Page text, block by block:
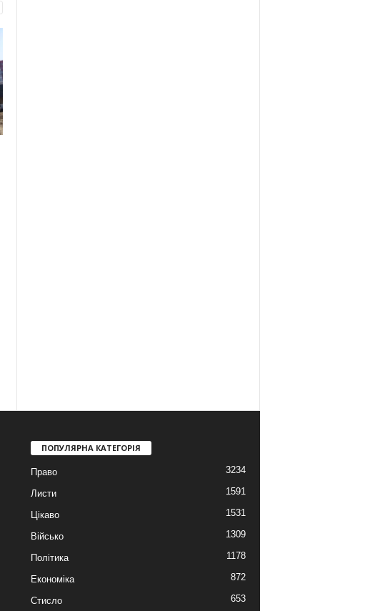
ПОПУЛЯРНА КАТЕГОРІЯ
Право 3234
Листи 1591
Цікаво 1531
Військо 1309
Політика 1178
Економіка 872
Стисло 653